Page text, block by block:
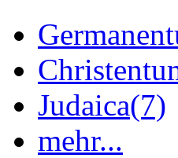
Judaica(7)
mehr...